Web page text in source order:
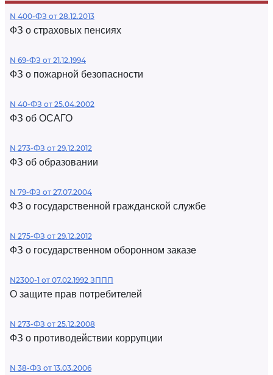
N 400-ФЗ от 28.12.2013
ФЗ о страховых пенсиях
N 69-ФЗ от 21.12.1994
ФЗ о пожарной безопасности
N 40-ФЗ от 25.04.2002
ФЗ об ОСАГО
N 273-ФЗ от 29.12.2012
ФЗ об образовании
N 79-ФЗ от 27.07.2004
ФЗ о государственной гражданской службе
N 275-ФЗ от 29.12.2012
ФЗ о государственном оборонном заказе
N2300-1 от 07.02.1992 ЗППП
О защите прав потребителей
N 273-ФЗ от 25.12.2008
ФЗ о противодействии коррупции
N 38-ФЗ от 13.03.2006